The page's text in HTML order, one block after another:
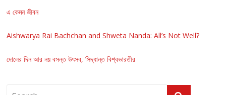
এ কেমন জীবন
Aishwarya Rai Bachchan and Shweta Nanda: All’s Not Well?
দোলের দিন আর নয় বসন্ত উৎসব, সিদ্ধান্ত বিশ্বভারতীর